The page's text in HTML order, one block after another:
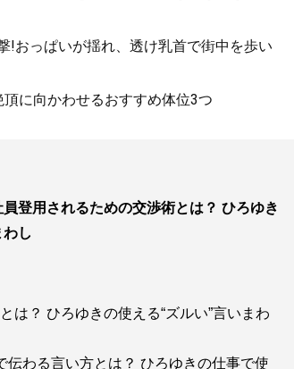
!おっぱいが揺れ、透け乳首で街中を歩い
に向かわせるおすすめ体位3つ
登用されるための交渉術とは？ ひろゆき
し
は？ ひろゆきの使える“ズルい”言いまわ
わる言い方とは？ ひろゆきの仕事で使